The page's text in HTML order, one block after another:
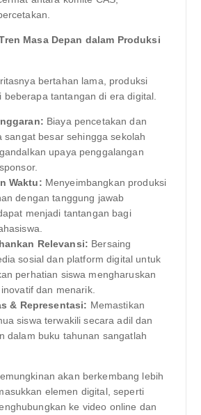
Masa Depan dalam Produksi
bertahan lama, produksi
beberapa tantangan di era digital.
Biaya pencetakan dan
sangat besar sehingga sekolah
upaya penggalangan
Waktu: Menyeimbangkan produksi
dengan tanggung jawab
menjadi tantangan bagi
Relevansi: Bersaing
sosial dan platform digital untuk
perhatian siswa mengharuskan
dan menarik.
& Representasi: Memastikan
siswa terwakili secara adil dan
dalam buku tahunan sangatlah
akan berkembang lebih
elemen digital, seperti
ke video online dan